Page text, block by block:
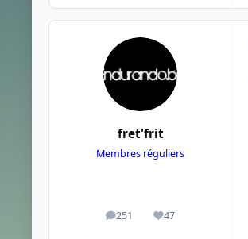
fret'frit
Membres réguliers
251
messages47
Réputation